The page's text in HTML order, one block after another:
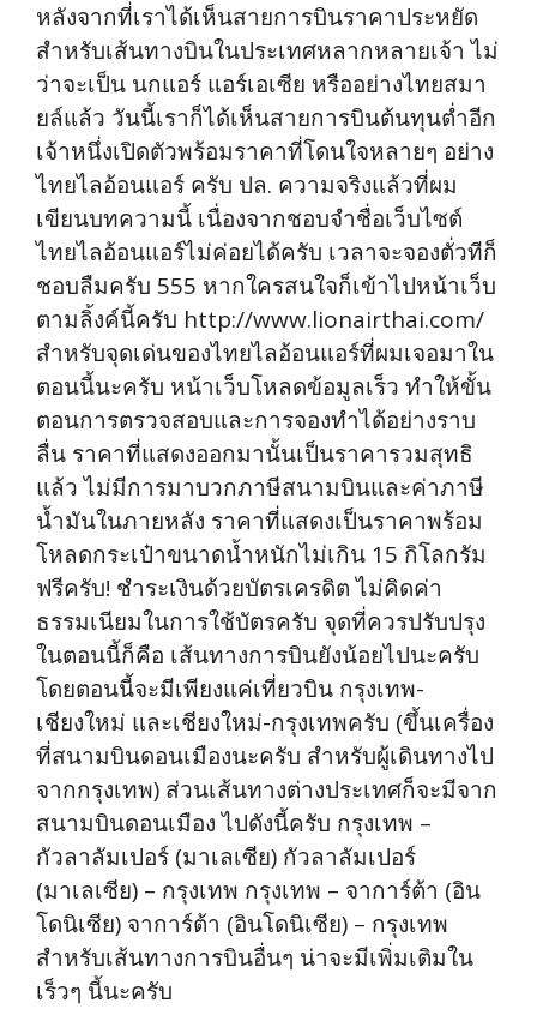
หลังจากที่เราได้เห็นสายการบินราคาประหยัด
สำหรับเส้นทางบินในประเทศหลากหลายเจ้า ไม่
ว่าจะเป็น นกแอร์ แอร์เอเซีย หรืออย่างไทยสมา
ยล์แล้ว วันนี้เราก็ได้เห็นสายการบินต้นทุนต่ำอีก
เจ้าหนึ่งเปิดตัวพร้อมราคาที่โดนใจหลายๆ อย่าง
ไทยไลอ้อนแอร์ ครับ ปล. ความจริงแล้วที่ผม
เขียนบทความนี้ เนื่องจากชอบจำชื่อเว็บไซต์
ไทยไลอ้อนแอร์ไม่ค่อยได้ครับ เวลาจะจองตั่วทีก็
ชอบลืมครับ 555 หากใครสนใจก็เข้าไปหน้าเว็บ
ตามลิ้งค์นี้ครับ http://www.lionairthai.com/
สำหรับจุดเด่นของไทยไลอ้อนแอร์ที่ผมเจอมาใน
ตอนนี้นะครับ หน้าเว็บโหลดข้อมูลเร็ว ทำให้ขั้น
ตอนการตรวจสอบและการจองทำได้อย่างราบ
ลื่น ราคาที่แสดงออกมานั้นเป็นราคารวมสุทธิ
แล้ว ไม่มีการมาบวกภาษีสนามบินและค่าภาษี
น้ำมันในภายหลัง ราคาที่แสดงเป็นราคาพร้อม
โหลดกระเป๋าขนาดน้ำหนักไม่เกิน 15 กิโลกรัม
ฟรีครับ! ชำระเงินด้วยบัตรเครดิต ไม่คิดค่า
ธรรมเนียมในการใช้บัตรครับ จุดที่ควรปรับปรุง
ในตอนนี้ก็คือ เส้นทางการบินยังน้อยไปนะครับ
โดยตอนนี้จะมีเพียงแค่เที่ยวบิน กรุงเทพ-
เชียงใหม่ และเชียงใหม่-กรุงเทพครับ (ขึ้นเครื่อง
ที่สนามบินดอนเมืองนะครับ สำหรับผู้เดินทางไป
จากกรุงเทพ) ส่วนเส้นทางต่างประเทศก็จะมีจาก
สนามบินดอนเมือง ไปดังนี้ครับ กรุงเทพ –
กัวลาลัมเปอร์ (มาเลเซีย) กัวลาลัมเปอร์
(มาเลเซีย) – กรุงเทพ กรุงเทพ – จาการ์ต้า (อิน
โดนิเซีย) จาการ์ต้า (อินโดนิเซีย) – กรุงเทพ
สำหรับเส้นทางการบินอื่นๆ น่าจะมีเพิ่มเติมใน
เร็วๆ นี้นะครับ